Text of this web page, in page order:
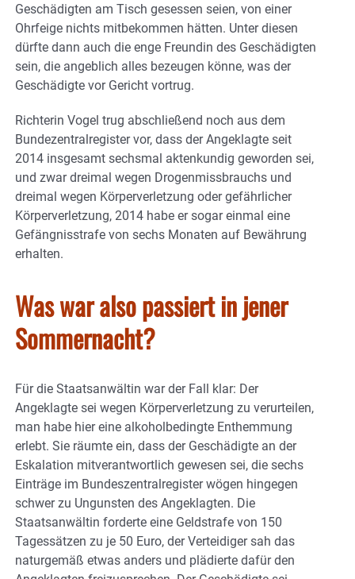
Geschädigten am Tisch gesessen seien, von einer
Ohrfeige nichts mitbekommen hätten. Unter diesen
dürfte dann auch die enge Freundin des Geschädigten
sein, die angeblich alles bezeugen könne, was der
Geschädigte vor Gericht vortrug.
Richterin Vogel trug abschließend noch aus dem
Bundezentralregister vor, dass der Angeklagte seit
2014 insgesamt sechsmal aktenkundig geworden sei,
und zwar dreimal wegen Drogenmissbrauchs und
dreimal wegen Körperverletzung oder gefährlicher
Körperverletzung, 2014 habe er sogar einmal eine
Gefängnisstrafe von sechs Monaten auf Bewährung
erhalten.
Was war also passiert in jener
Sommernacht?
Für die Staatsanwältin war der Fall klar: Der
Angeklagte sei wegen Körperverletzung zu verurteilen,
man habe hier eine alkoholbedingte Enthemmung
erlebt. Sie räumte ein, dass der Geschädigte an der
Eskalation mitverantwortlich gewesen sei, die sechs
Einträge im Bundeszentralregister wögen hingegen
schwer zu Ungunsten des Angeklagten. Die
Staatsanwältin forderte eine Geldstrafe von 150
Tagessätzen zu je 50 Euro, der Verteidiger sah das
naturgemäß etwas anders und plädierte dafür den